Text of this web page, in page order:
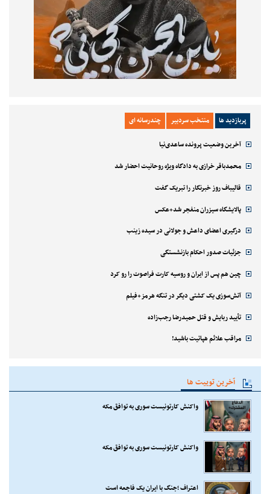
پربازدید ها منتخب سردبیر چندرسانه ای
آخرین وضعیت پرونده ساعدی‌نیا
محمدباقر خرازی به دادگاه ویژه روحانیت احضار شد
قالیباف روز خبرنگار را تبریک گفت
پالایشگاه سیزران منفجر شد+عکس
درگیری اعضای داعش و جولانی در سیده زینب
جزئیات صدور احکام بازنشستگی
چین هم پس از ایران و روسیه کارت فراصوت را رو کرد
آتش‌سوزی یک کشتی دیگر در تنگه هرمز+فیلم
تأیید ربایش و قتل حمیدرضا رجب‌زاده
مراقب علائم هپاتیت باشید!
آخرین توییت ها
واکنش کارتونیست سوری به توافق مکه
واکنش کارتونیست سوری به توافق مکه
اعتراف ؛جنگ با ایران یک فاجعه است